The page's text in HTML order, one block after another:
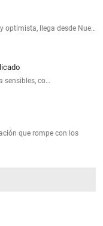
optimista, llega desde Nue…
sensibles, co…
que rompe con los